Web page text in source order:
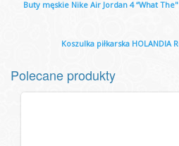
Buty męskie Nike Air Jordan 4 “What The"
Koszulka piłkarska HOLANDIA
Polecane produkty